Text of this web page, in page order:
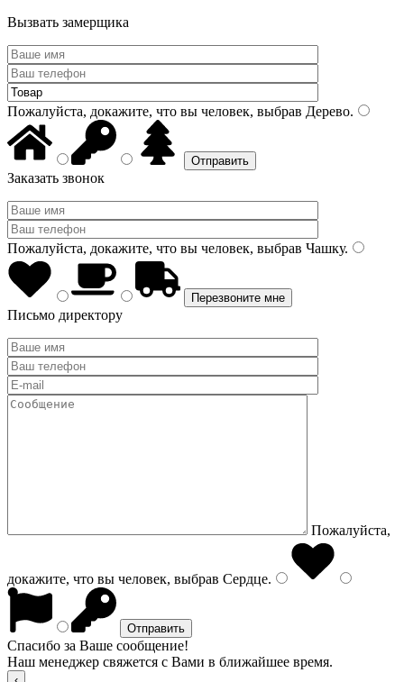
Вызвать замерщика
Пожалуйста, докажите, что вы человек, выбрав Дерево.
Заказать звонок
Пожалуйста, докажите, что вы человек, выбрав Чашку.
Письмо директору
Пожалуйста,
докажите, что вы человек, выбрав Сердце.
Спасибо за Ваше сообщение!
Наш менеджер свяжется с Вами в ближайшее время.